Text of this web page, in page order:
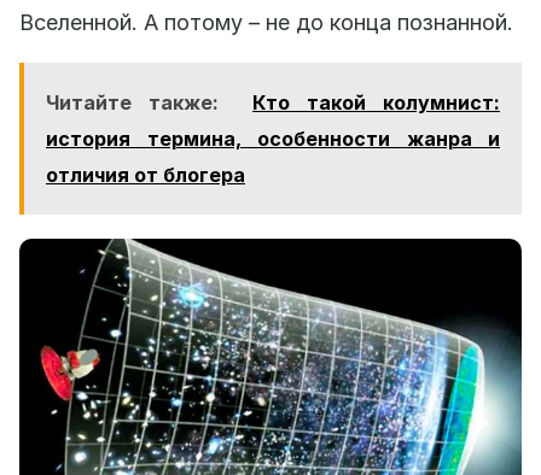
Вселенной. А потому – не до конца познанной.
Читайте также:
Кто такой колумнист:
история термина, особенности жанра и
отличия от блогера